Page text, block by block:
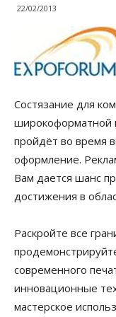
22/02/2013
Состязание для
широкоформатной
пройдёт во время
оформление.
Вам дается шанс
достижения в
Раскройте все
современного
инновационные
мастерское